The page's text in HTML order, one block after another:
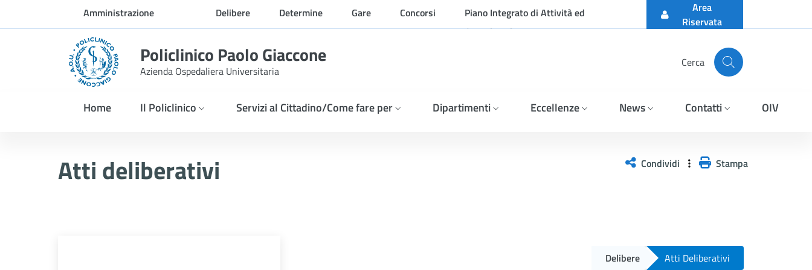
Skip to Main ContentAmministrazione
trasparente
Delibere Determine Gare Concorsi
Piano Integrato di Attività ed
Organizzazione
Area
Riservata
Policlinico Paolo Giaccone
Azienda Ospedaliera Universitaria
Cerca
Home Il Policlinico Servizi al Cittadino/Come fare per Dipartimenti Eccellenze News Contatti OIV
Atti deliberativi Condividi Stampa
Delibere Atti Deliberativi